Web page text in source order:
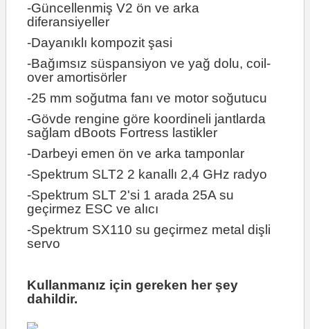
-Güncellenmiş V2 ön ve arka
diferansiyeller
-Dayanıklı kompozit şasi
-Bağımsız süspansiyon ve yağ dolu, coil-
over amortisörler
-25 mm soğutma fanı ve motor soğutucu
-Gövde rengine göre koordineli jantlarda
sağlam dBoots Fortress lastikler
-Darbeyi emen ön ve arka tamponlar
-Spektrum SLT2 2 kanallı 2,4 GHz radyo
-Spektrum SLT 2'si 1 arada 25A su
geçirmez ESC ve alıcı
-Spektrum SX110 su geçirmez metal dişli
servo
Kullanmanız için gereken her şey
dahildir.